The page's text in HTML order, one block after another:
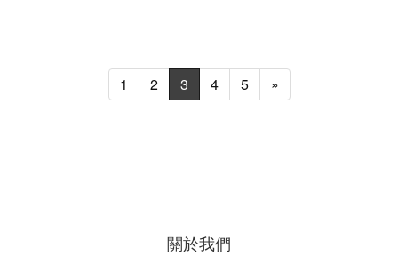
1 2 3 4 5 »
關於我們